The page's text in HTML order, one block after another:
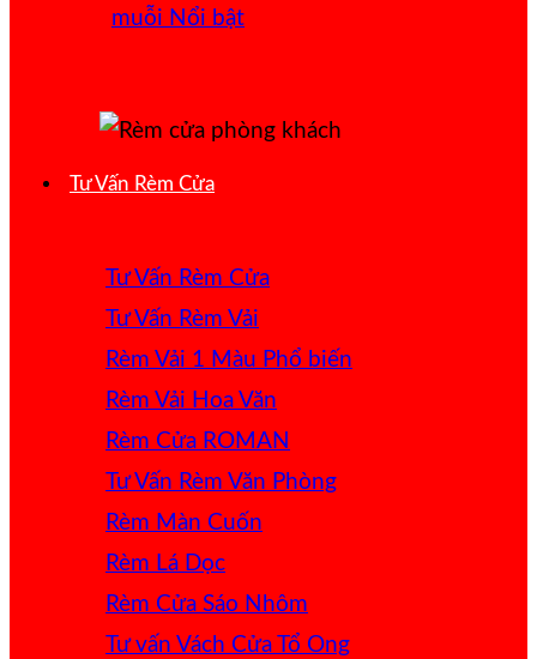
muỗi
Tư Vấn Rèm Cửa
Tư Vấn Rèm Cửa
Tư Vấn Rèm Vải
Rèm Vải 1 Màu
Rèm Vải Hoa Văn
Rèm Cửa ROMAN
Tư Vấn Rèm Văn Phòng
Rèm Màn Cuốn
Rèm Lá Dọc
Rèm Cửa Sáo Nhôm
Tư vấn Vách Cửa Tổ Ong